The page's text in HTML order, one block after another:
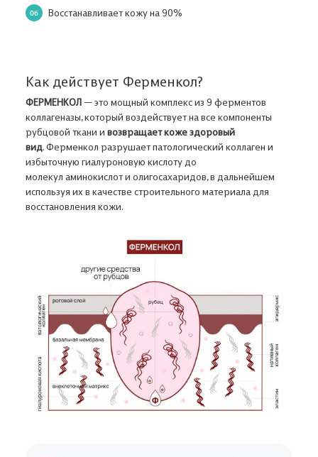
Восстанавливает кожу на 90%
Как действует Ферменкол?
ФЕРМЕНКОЛ — это мощный комплекс из 9 ферментов
коллагеназы, который воздействует на все компоненты
рубцовой ткани и возвращает коже здоровый
вид. Ферменкол разрушает патологический коллаген и
избыточную гиалуроновую кислоту до
молекул аминокислот и олигосахаридов, в дальнейшем
используя их в качестве строительного материала для
восстановления кожи.